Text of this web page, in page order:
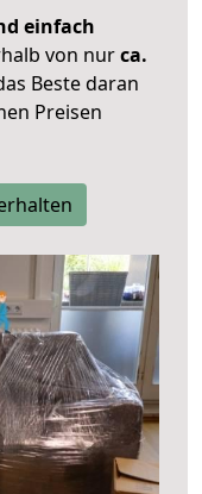
einfach
von nurca.
Beste daran
Preisen